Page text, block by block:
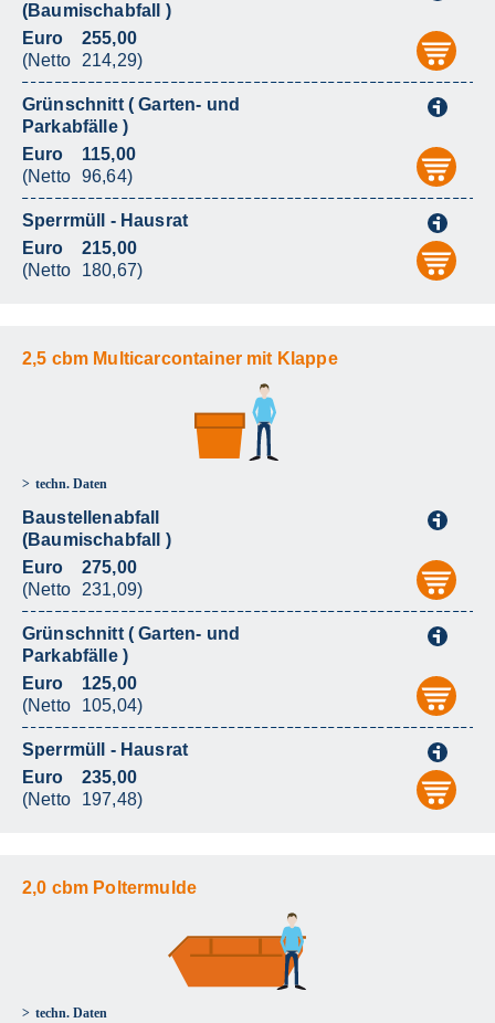
(Baumischabfall )
Euro
(Netto
255,00
214,29)
Grünschnitt ( Garten- und
Parkabfälle )
Euro
(Netto
115,00
96,64)
Sperrmüll - Hausrat
Euro
(Netto
215,00
180,67)
2,5 cbm Multicarcontainer mit Klappe
techn. Daten
Baustellenabfall
(Baumischabfall )
Euro
(Netto
275,00
231,09)
Grünschnitt ( Garten- und
Parkabfälle )
Euro
(Netto
125,00
105,04)
Sperrmüll - Hausrat
Euro
(Netto
235,00
197,48)
2,0 cbm Poltermulde
techn. Daten